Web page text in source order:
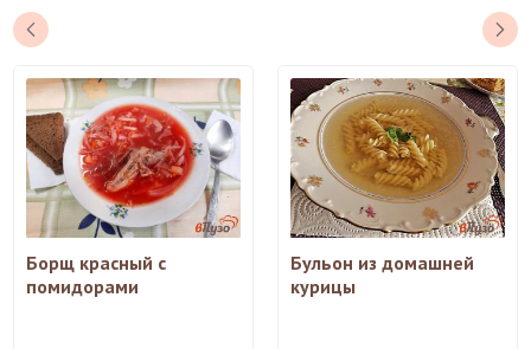
Борщ красный с
помидорами
Бульон из домашней
курицы